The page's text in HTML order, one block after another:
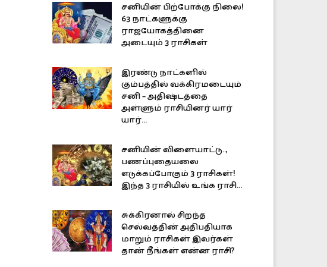
சனியின் பிற்போக்கு நிலை!
63 நாட்களுக்கு
ராஜயோகத்தினை
அடையும் 3 ராசிகள்
இரண்டு நாட்களில்
கும்பத்தில் வக்கிரமடையும்
சனி – அதிஷ்டத்தை
அள்ளும் ராசியினர் யார்
யார்...
சனியின் விளையாட்டு..,
பணப்புதையலை
எடுக்கப்போகும் 3 ராசிகள்!
இந்த 3 ராசியில் உங்க ராசி...
சுக்கிரனால் சிறந்த
செல்வத்தின் அதிபதியாக
மாறும் ராசிகள் இவர்கள்
தான் நீங்கள் என்ன ராசி?